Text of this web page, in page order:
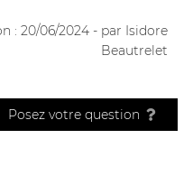
: 20/06/2024 - par Isidore
Beautrelet
Posez votre question